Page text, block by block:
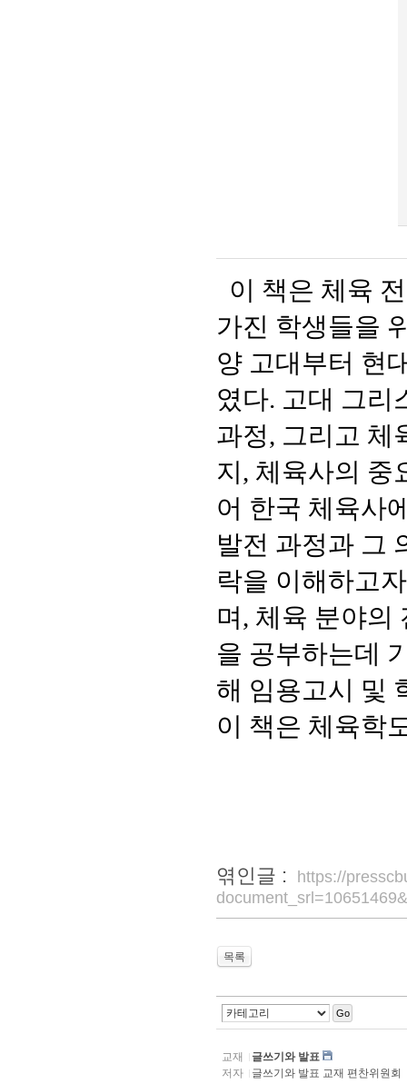
이 책은 체육
가진 학생들을
양 고대부터 현
였다. 고대 그리
과정, 그리고 체
지, 체육사의 중
어 한국 체육사
발전 과정과 그
락을 이해하고
며, 체육 분야의
을 공부하는데
해 임용고시 및
이 책은 체육학
엮인글 :
https://
목록
Go
교재
글쓰기와 발표
저자
글쓰기와 발표 교재 편찬위원회